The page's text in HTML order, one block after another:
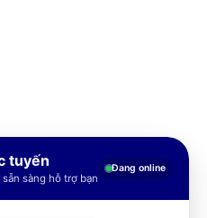
tuyến
sàng hỗ trợ bạn
Đang online